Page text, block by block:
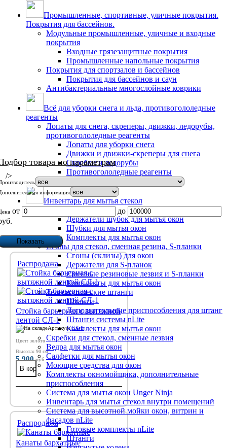
Промышленные, спортивные, уличные покрытия.
Покрытия для бассейнов.
Модульные промышленные, уличные и входные
покрытия
Входные грязезащитные покрытия
Промышленные напольные покрытия
Покрытия для спортзалов и бассейнов
Покрытия для бассейнов и саун
Антибактериальные многослойные коврики
Всё для уборки снега и льда, противогололедные
реагенты
Лопаты для снега, скреперы, движки, ледорубы,
противогололедные реагенты
Лопаты для уборки снега
Движки и движки-скреперы для снега
Скребки и ледорубы
Противогололедные реагенты
Метлы уличные
Инвентарь для мытья стекол
Держатели шубок для мытья окон
Шубки для мытья окон
Комплекты для мытья окон
Сгоны для стекол, сменная резина, S-планки
Сгоны (склизы) для окон
Держатели для S-планок
Сменные резиновые лезвия и S-планки
Комплекты для мытья окон
Телескопические штанги
Штанги
Дополнительные приспособления для штанг
Штанги системы nLite
Комплекты для мытья окон
Скребки для стекол, сменные лезвия
Ведра для мытья окон
Салфетки для мытья окон
Моющие средства для окон
Комплекты окномойщика, дополнительные
приспособления
Система для мытья окон Unger Ninja
Инвентарь для мытья стекол внутри помещений
Система для высотной мойки окон, витрин и
фасадов nLite
Готовые комплекты nLite
Штанги
/>
товара по параметрам
информация
от
до
Распродажа
Стойка барьерная с вытяжной
лентой СЛ-1
Артикул:СЛ-1
Цвет: золото
Высота: 90 см
5 900руб
Распродажа
Канаты бархатные